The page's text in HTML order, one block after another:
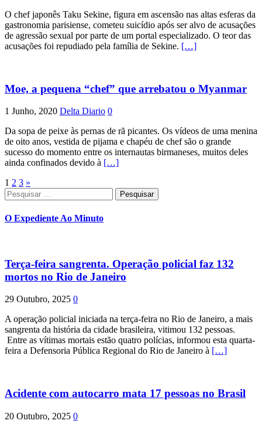
O chef japonês Taku Sekine, figura em ascensão nas altas esferas da
gastronomia parisiense, cometeu suicídio após ser alvo de acusações
de agressão sexual por parte de um portal especializado. O teor das
acusações foi repudiado pela família de Sekine. […]
Moe, a pequena “chef” que arrebatou o Myanmar
1 Junho, 2020 Delta Diario 0
Da sopa de peixe às pernas de rã picantes. Os vídeos de uma menina
de oito anos, vestida de pijama e chapéu de chef são o grande
sucesso do momento entre os internautas birmaneses, muitos deles
ainda confinados devido à […]
Paginação
dos
conteúdos
1 2 3 »
Pesquisar
por:
O Expediente Ao Minuto
Terça-feira sangrenta. Operação policial faz 132
mortos no Rio de Janeiro
29 Outubro, 2025 0
A operação policial iniciada na terça-feira no Rio de Janeiro, a mais
sangrenta da história da cidade brasileira, vitimou 132 pessoas.
Entre as vítimas mortais estão quatro polícias, informou esta quarta-
feira a Defensoria Pública Regional do Rio de Janeiro à […]
Acidente com autocarro mata 17 pessoas no Brasil
20 Outubro, 2025 0